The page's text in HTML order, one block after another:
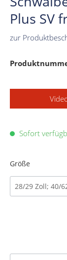
Plus SV
zur
Sofort
Größe